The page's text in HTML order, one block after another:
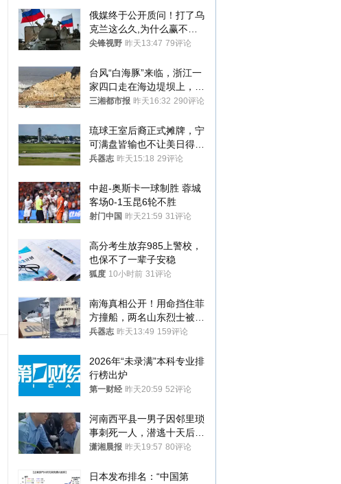
俄媒终于公开质问！打了乌
克兰这么久,为什么赢不了?
答案令人沉默
尖锋视野 昨天13:47 79评论
台风“白海豚”来临，浙江一
家四口走在海边堤坝上，其
中9岁男孩被巨浪卷入海
三湘都市报 昨天16:32 290评论
琉球王室后裔正式摊牌，宁
可满盘皆输也不让美日得
逞，中国成关键
兵器志 昨天15:18 29评论
中超-奥斯卡一球制胜 蓉城
客场0-1玉昆6轮不胜
射门中国 昨天21:59 31评论
高分考生放弃985上警校，
也保不了一辈子安稳
狐度 10小时前 31评论
南海真相公开！用命挡住菲
方撞船，两名山东烈士被授
武警最高荣誉
兵器志 昨天13:49 159评论
2026年“未录满”本科专业排
行榜出炉
第一财经 昨天20:59 52评论
河南西平县一男子因邻里琐
事刺死一人，潜逃十天后在
十多公里外一片玉米地里落
潇湘晨报 昨天19:57 80评论
日本发布排名：“中国第